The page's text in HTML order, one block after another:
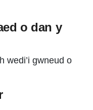
o dan y
wedi’i gwneud o